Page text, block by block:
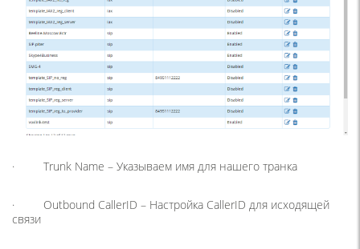
· Trunk Name – Указываем имя для нашего транка
· Outbound CallerID – Настройка CallerID для исходящей
связи